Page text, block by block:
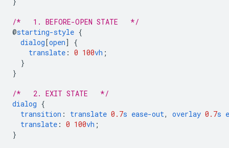
/*   1. BEFORE-OPEN STATE   */
@starting-style {
dialog [open]
{
translate : 0 100vh ;
}
}
/*   2. EXIT STATE   */
dialog {
transition : translate 0.7s ease-out, overlay 0.7s
translate : 0 100vh ;
}